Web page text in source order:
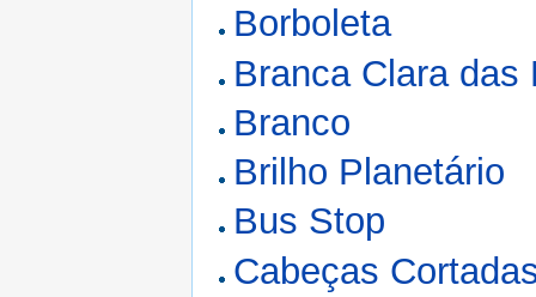
Borboleta
Branca Clara
Branco
Brilho Planetário
Bus Stop
Cabeças